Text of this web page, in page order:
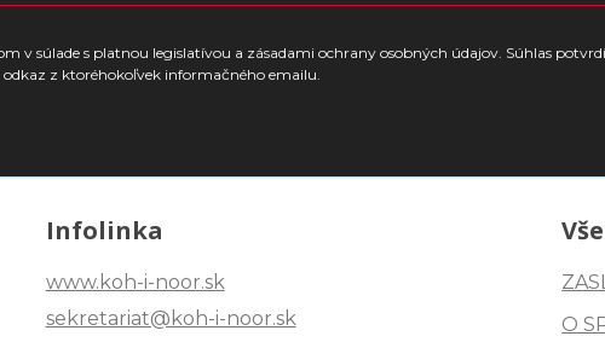
v súlade s platnou legislatívou a zásadami ochrany osobných údajov. Súhlas
z ktoréhokoľvek informačného emailu.
Infolinka
www.koh-i-noor.sk
sekretariat@koh-i-noor.sk
O